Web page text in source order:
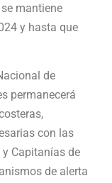
mantiene
y hasta que
de
permanecerá
con las
Capitanías de
de alerta